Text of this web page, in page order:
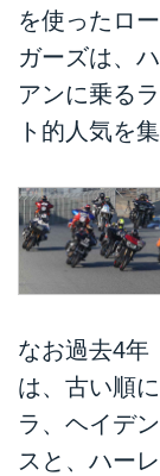
を使ったロ
ガーズは、
アンに乗る
ト的人気を
なお過去4年
は、古い順
ラ、ヘイデ
スと、ハー